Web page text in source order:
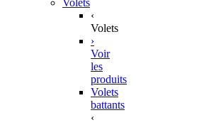
‹
Volets
›
Voir
les
produits
Volets
battants
‹